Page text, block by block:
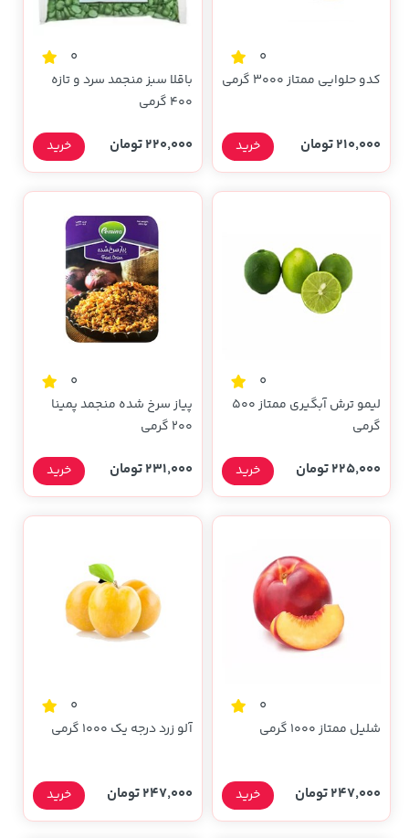
0
کدو حلوایی ممتاز 3000 گرمی
210,000 تومان خرید
0
باقلا سبز منجمد سرد و تازه
400 گرمی
220,000 تومان خرید
0
لیمو ترش آبگیری ممتاز 500
گرمی
225,000 تومان خرید
0
پیاز سرخ شده منجمد پمینا
200 گرمی
231,000 تومان خرید
0
شلیل ممتاز 1000 گرمی
247,000 تومان خرید
0
آلو زرد درجه یک 1000 گرمی
247,000 تومان خرید